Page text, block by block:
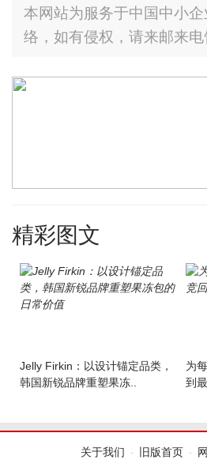
本网站为服务于中国中小
络，如有侵权，请来邮来
精彩图文
Jelly Firkin：以设计锚定品类，
韩国新锐品牌重塑果冻..
为
到
关于我们 - 旧版首页 -